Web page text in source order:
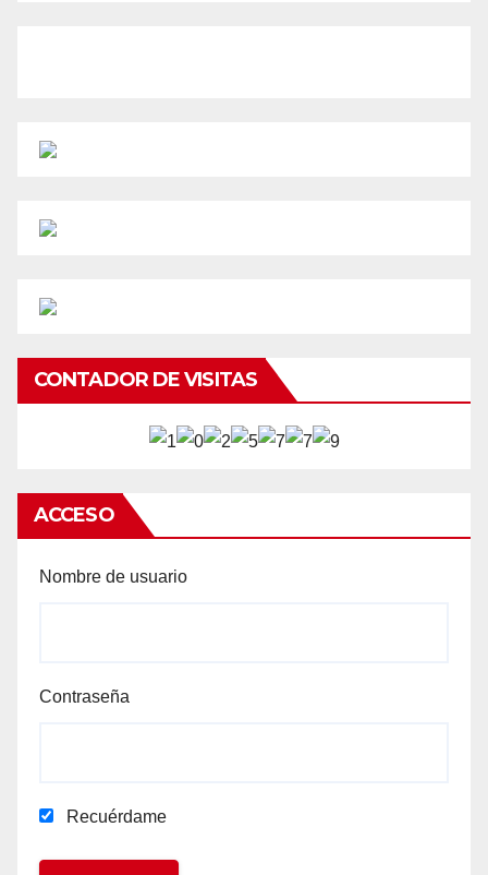
CONTADOR DE VISITAS
ACCESO
Nombre de usuario
Contraseña
Recuérdame